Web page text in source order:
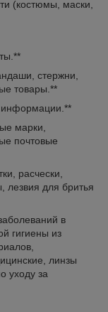
(костюмы, маски,
стержни,
товары.**
марки,
почтовые
расчески,
лезвия для бритья
в
гигиены из
линзы
уходу за